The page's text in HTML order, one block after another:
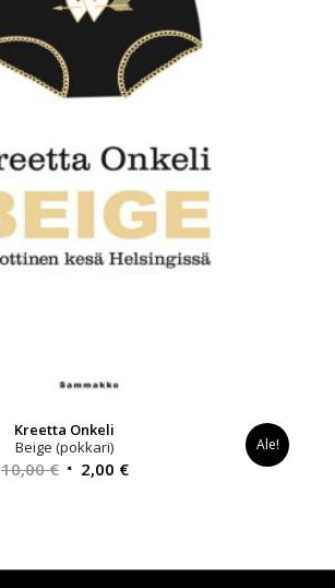
Kreetta Onkeli
Beige (pokkari)
10,00€ Alkuperäinen
2,00 €Nykyinen
Ale!